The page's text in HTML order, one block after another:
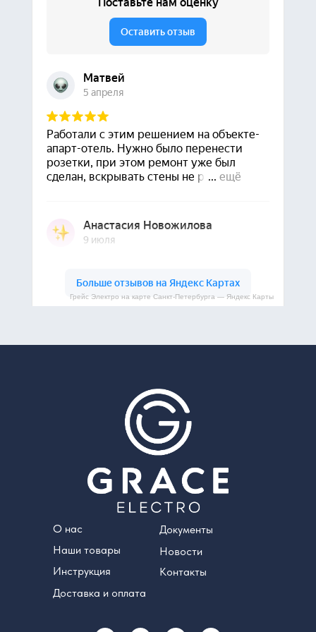
Грейс Электро на карте Санкт-Петербурга — Яндекс Карты
Контакты
Новости
Документы
Доставка и оплата
О нас
Наши товары
Инструкция